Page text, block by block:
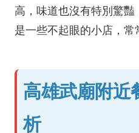
高，味道也沒有特別驚
是一些不起眼的小店，常
高雄武廟附近
析